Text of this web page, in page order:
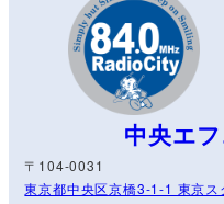
中央エ
〒104-0031
東京都中央区京橋3-1-1 東京ス